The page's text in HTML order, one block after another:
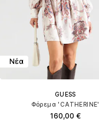
Νέα
GUESS
Φόρεμα 'CATHERINE'
160,00 €